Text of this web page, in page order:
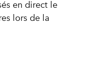
en direct le
lors de la